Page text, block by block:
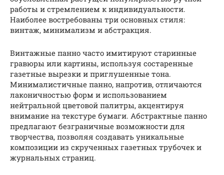
работы и стремлением к индивидуальности.
Наиболее востребованы три основных стиля:
винтаж, минимализм и абстракция.
Винтажные панно часто имитируют старинные
гравюры или картины, используя состаренные
газетные вырезки и приглушенные тона.
Минималистичные панно, напротив, отличаются
лаконичностью форм и использованием
нейтральной цветовой палитры, акцентируя
внимание на текстуре бумаги. Абстрактные панно
предлагают безграничные возможности для
творчества, позволяя создавать уникальные
композиции из скрученных газетных трубочек и
журнальных страниц.